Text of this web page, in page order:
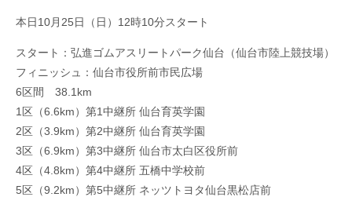
本日10月25日（日）12時10分スタート
スタート：弘進ゴムアスリートパーク仙台（仙台市陸上競技場）
フィニッシュ：仙台市役所前市民広場
6区間 38.1km
1区（6.6km）第1中継所 仙台育英学園
2区（3.9km）第2中継所 仙台育英学園
3区（6.9km）第3中継所 仙台市太白区役所前
4区（4.8km）第4中継所 五橋中学校前
5区（9.2km）第5中継所 ネッツトヨタ仙台黒松店前